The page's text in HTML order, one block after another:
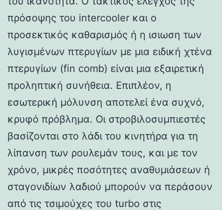
πρόσοψης του intercooler και ο
προσεκτικός καθαρισμός ή η ισιωση των
λυγισμένων πτερυγίων με μια ειδική χτένα
πτερυγίων (fin comb) είναι μια εξαιρετική
προληπτική συνήθεια. Επιπλέον, η
εσωτερική μόλυνση αποτελεί ένα συχνό,
κρυφό πρόβλημα. Οι στροβιλοσυμπιεστές
βασίζονται στο λάδι του κινητήρα για τη
λίπανση των ρουλεμάν τους, και με τον
χρόνο, μικρές ποσότητες αναθυμιάσεων ή
σταγονιδίων λαδιού μπορούν να περάσουν
από τις τσιμούχες του turbo στις